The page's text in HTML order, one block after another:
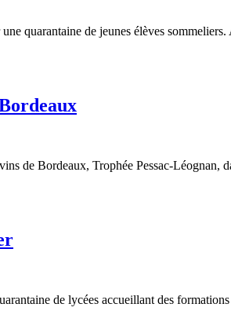
quarantaine de jeunes élèves
de Bordeaux, Trophée Pessac-Léognan,
de lycées accueillant des